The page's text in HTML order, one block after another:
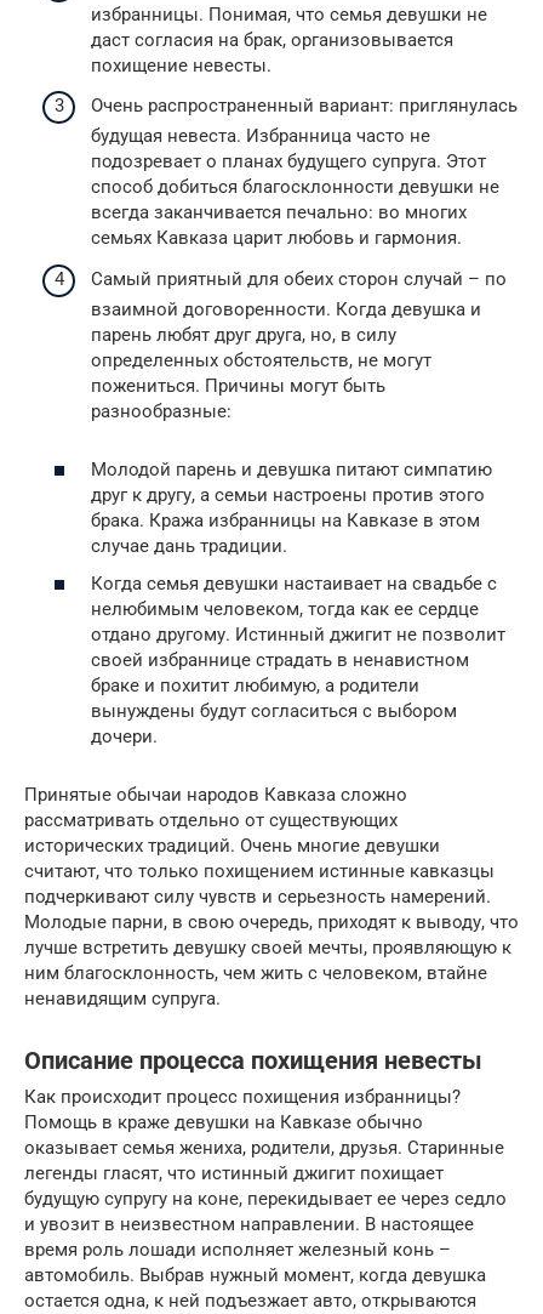
избранницы. Понимая, что семья девушки не
даст согласия на брак, организовывается
похищение невесты.
Очень распространенный вариант: приглянулась
будущая невеста. Избранница часто не
подозревает о планах будущего супруга. Этот
способ добиться благосклонности девушки не
всегда заканчивается печально: во многих
семьях Кавказа царит любовь и гармония.
Самый приятный для обеих сторон случай – по
взаимной договоренности. Когда девушка и
парень любят друг друга, но, в силу
определенных обстоятельств, не могут
пожениться. Причины могут быть
разнообразные:
Молодой парень и девушка питают симпатию
друг к другу, а семьи настроены против этого
брака. Кража избранницы на Кавказе в этом
случае дань традиции.
Когда семья девушки настаивает на свадьбе с
нелюбимым человеком, тогда как ее сердце
отдано другому. Истинный джигит не позволит
своей избраннице страдать в ненавистном
браке и похитит любимую, а родители
вынуждены будут согласиться с выбором
дочери.
Принятые обычаи народов Кавказа сложно
рассматривать отдельно от существующих
исторических традиций. Очень многие девушки
считают, что только похищением истинные кавказцы
подчеркивают силу чувств и серьезность намерений.
Молодые парни, в свою очередь, приходят к выводу, что
лучше встретить девушку своей мечты, проявляющую к
ним благосклонность, чем жить с человеком, втайне
ненавидящим супруга.
Описание процесса похищения невесты
Как происходит процесс похищения избранницы?
Помощь в краже девушки на Кавказе обычно
оказывает семья жениха, родители, друзья. Старинные
легенды гласят, что истинный джигит похищает
будущую супругу на коне, перекидывает ее через седло
и увозит в неизвестном направлении. В настоящее
время роль лошади исполняет железный конь –
автомобиль. Выбрав нужный момент, когда девушка
остается одна, к ней подъезжает авто, открываются